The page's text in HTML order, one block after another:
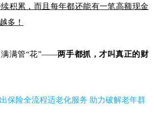
积累，而且每年都还能有一笔高额现金
多！
满满管“花”——两手都抓，才叫真正的财
保险全流程适老化服务 助力破解老年群